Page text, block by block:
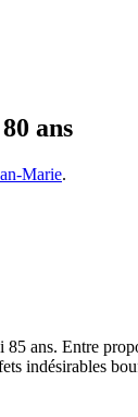
ans
Marie.
ans. Entre
indésirables